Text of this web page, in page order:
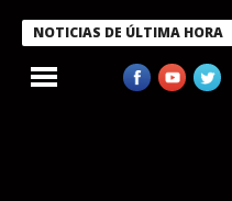
NOTICIAS DE ÚLTIMA HORA
condecora a miembros